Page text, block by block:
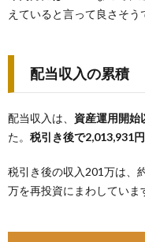
えていると言って良さそう
配当収入の累積
配当収入は、 資産運用開始
た。 税引き後で2,013,931円
税引き後の収入201万は、
万を再投資にまわしていま